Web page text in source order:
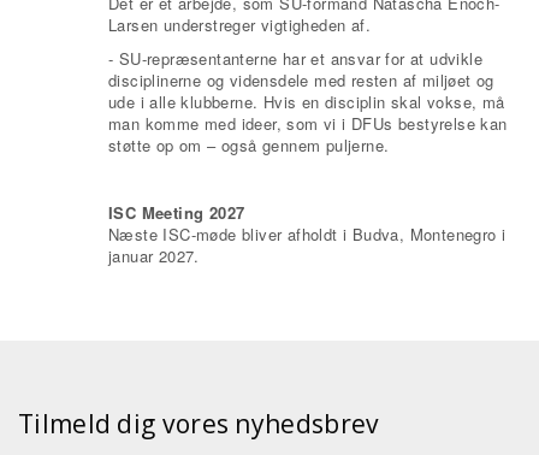
Larsen understreger vigtigheden af.
- SU-repræsentanterne har et ansvar for at udvikle
disciplinerne og vidensdele med resten af miljøet og
ude i alle klubberne. Hvis en disciplin skal vokse, må
man komme med ideer, som vi i DFUs bestyrelse kan
støtte op om – også gennem puljerne.
ISC Meeting 2027
Næste ISC-møde bliver afholdt i Budva, Montenegro i
januar 2027.
Tilmeld dig vores nyhedsbrev